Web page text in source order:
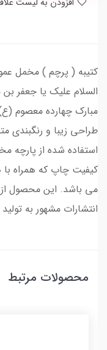
کتیبه ( پرچم ) مخمل
السلام علیک یا جعفر
مبارک چهارده معصوم
طراحی زیبا و رنگبندی
استفاده شده از پارچه
کیفیت چاپ که همراه با
می باشد. این محصول
انتشارات مشهور به
محصولات مرتبط